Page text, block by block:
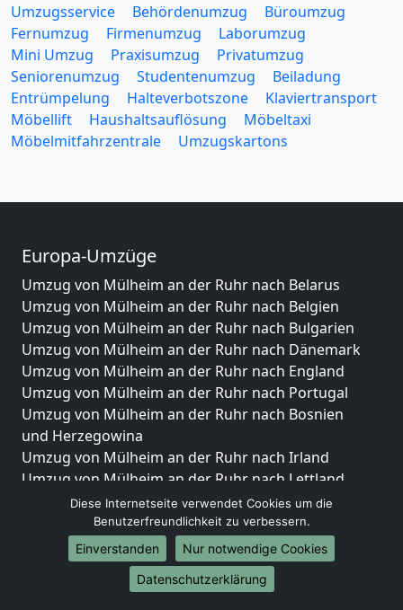
Umzugsservice Behördenumzug
Büroumzug
Fernumzug
Firmenumzug
Laborumzug
Mini Umzug
Praxisumzug
Privatumzug
Seniorenumzug
Studentenumzug
Beiladung
Entrümpelung
Halteverbotszone
Klaviertransport
Möbellift
Haushaltsauflösung
Möbeltaxi
Möbelmitfahrzentrale
Umzugskartons
Europa-Umzüge
Umzug von Mülheim an der Ruhr nach Belarus
Umzug von Mülheim an der Ruhr nach Belgien
Umzug von Mülheim an der Ruhr nach Bulgarien
Umzug von Mülheim an der Ruhr nach Dänemark
Umzug von Mülheim an der Ruhr nach England
Umzug von Mülheim an der Ruhr nach Portugal
Umzug von Mülheim an der Ruhr nach Bosnien
und Herzegowina
Umzug von Mülheim an der Ruhr nach Irland
Umzug von Mülheim an der Ruhr nach Lettland
Umzug von Mülheim an der Ruhr nach Zypern
Umzug von Mülheim an der Ruhr nach Kroatien
Umzug von Mülheim an der Ruhr nach Estland
Umzug von Mülheim an der Ruhr nach Finnland
Umzug von Mülheim an der Ruhr nach Frankreich
Diese Internetseite verwendet Cookies um die
Benutzerfreundlichkeit zu verbessern.
Einverstanden
Nur notwendige Cookies
Datenschutzerklärung